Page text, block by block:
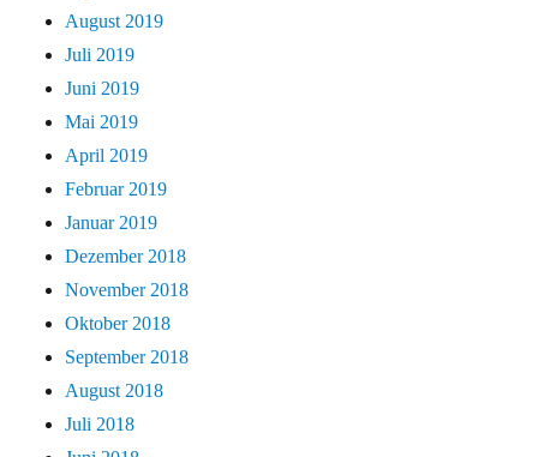
August 2019
Juli 2019
Juni 2019
Mai 2019
April 2019
Februar 2019
Januar 2019
Dezember 2018
November 2018
Oktober 2018
September 2018
August 2018
Juli 2018